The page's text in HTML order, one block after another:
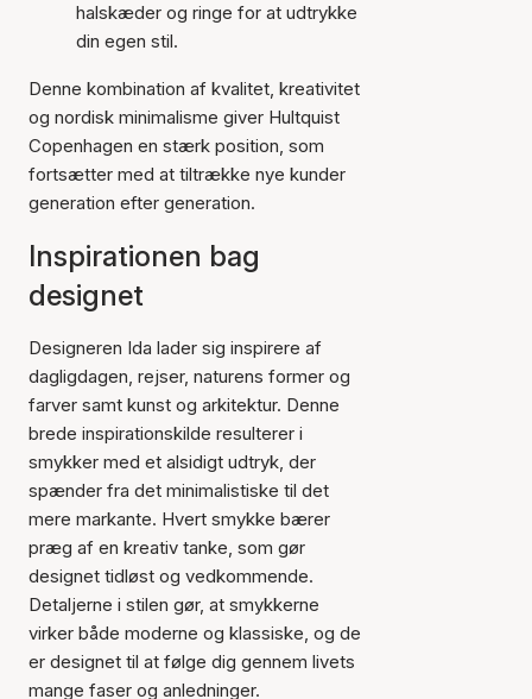
halskæder og ringe for at udtrykke
din egen stil.
Denne kombination af kvalitet, kreativitet
og nordisk minimalisme giver Hultquist
Copenhagen en stærk position, som
fortsætter med at tiltrække nye kunder
generation efter generation.
Inspirationen bag
designet
Designeren Ida lader sig inspirere af
dagligdagen, rejser, naturens former og
farver samt kunst og arkitektur. Denne
brede inspirationskilde resulterer i
smykker med et alsidigt udtryk, der
spænder fra det minimalistiske til det
mere markante. Hvert smykke bærer
præg af en kreativ tanke, som gør
designet tidløst og vedkommende.
Detaljerne i stilen gør, at smykkerne
virker både moderne og klassiske, og de
er designet til at følge dig gennem livets
mange faser og anledninger.